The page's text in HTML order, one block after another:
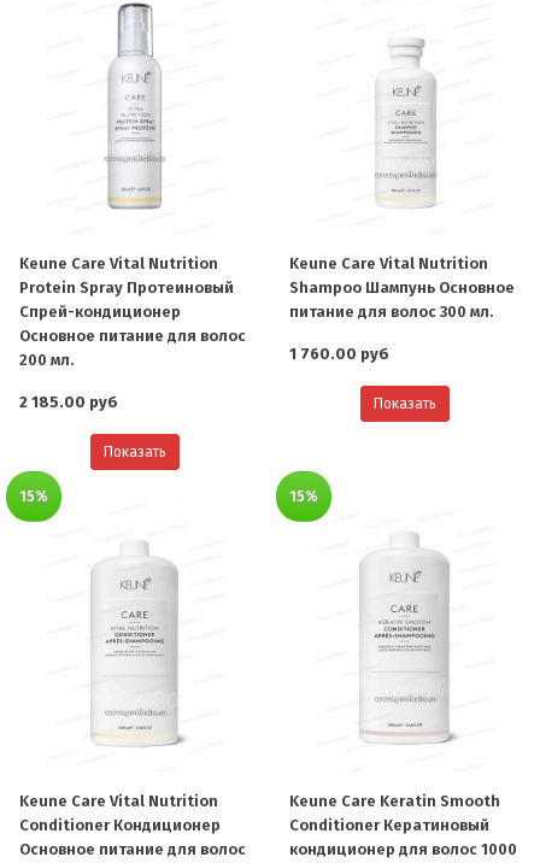
Keune Care Vital Nutrition
Protein Spray Протеиновый
Cпрей-кондиционер
Основное питание для волос
200 мл.
2 185.00 руб
Показать
Keune Care Vital Nutrition
Shampoo Шампунь Основное
питание для волос 300 мл.
1 760.00 руб
Показать
15%
Keune Care Vital Nutrition
Conditioner Кондиционер
Основное питание для волос
15%
Keune Care Keratin Smooth
Conditioner Кератиновый
кондиционер для волос 1000